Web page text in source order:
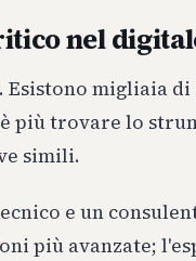
nel
migliaia di
più trovare lo
simili.
e un
più avanzate;